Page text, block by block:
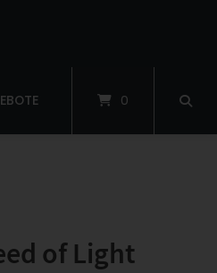
0
of Light